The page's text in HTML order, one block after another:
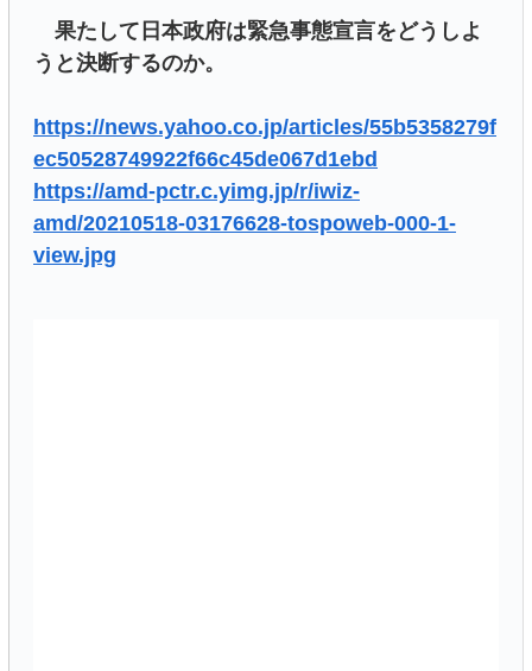
果たして日本政府は緊急事態宣言をどうしよ
うと決断するのか。
https://news.yahoo.co.jp/articles/55b5358279f
ec50528749922f66c45de067d1ebd
https://amd-pctr.c.yimg.jp/r/iwiz-
amd/20210518-03176628-tospoweb-000-1-
view.jpg